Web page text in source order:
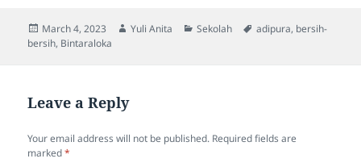
Posted
on
March 4, 2023 Author
Yuli Anita Categories
Sekolah Tags
adipura, bersih-
bersih, Bintaraloka
Leave a Reply
Your email address will not be published. Required fields are
marked*